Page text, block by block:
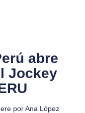
abre
Jockey
por Ana López